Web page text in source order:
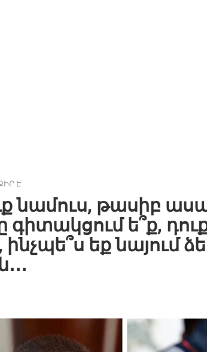
Է
նամուս, թասիբ
ե՞ք,
ինչպե՞ս եք նայում